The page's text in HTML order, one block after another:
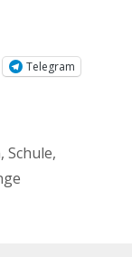
Telegram
, Schule,